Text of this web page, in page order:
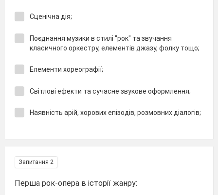
Сценічна дія;
Поєднання музики в стилі "рок" та звучання
класичного оркестру, елементів джазу, фолку тощо;
Елементи хореографії;
Світлові ефекти та сучасне звукове оформлення;
Наявність арій, хорових епізодів, розмовних діалогів;
Запитання 2
Перша рок-опера в історії жанру: